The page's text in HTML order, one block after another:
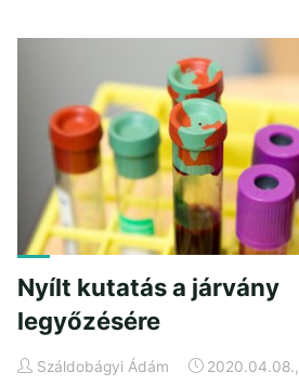
Nyílt kutatás a járvány
legyőzésére
Száldobágyi Ádám